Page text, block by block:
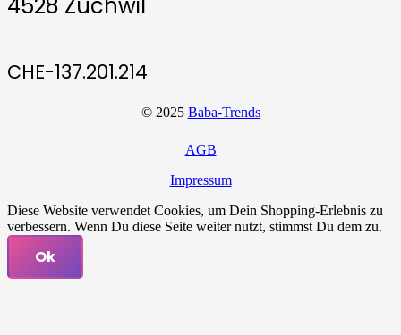
CHE-137.201.214
© 2025 Baba-Trends
AGB
Impressum
Diese Website verwendet Cookies, um Dein Shopping-Erlebnis zu
verbessern. Wenn Du diese Seite weiter nutzt, stimmst Du dem zu.
Ok